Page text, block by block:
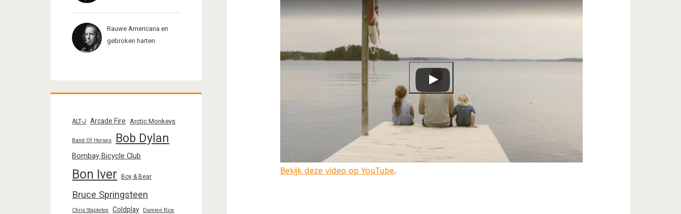
Bekijk deze video op YouTube.
Rauwe Americana en
gebroken harten
ALT-J Arcade Fire Arctic Monkeys
Band Of Horses Bob Dylan
Bombay Bicycle Club
Bon Iver Boy & Bear
Bruce Springsteen
Chris Stapleton Coldplay Damien Rice